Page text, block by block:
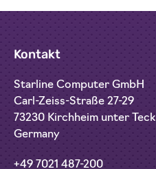
Kontakt
Starline Computer GmbH
Carl-Zeiss-Straße 27-29
73230 Kirchheim unter Teck
Germany
+49 7021 487-200